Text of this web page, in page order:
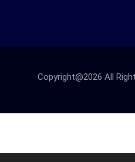
Copyright@2026 All